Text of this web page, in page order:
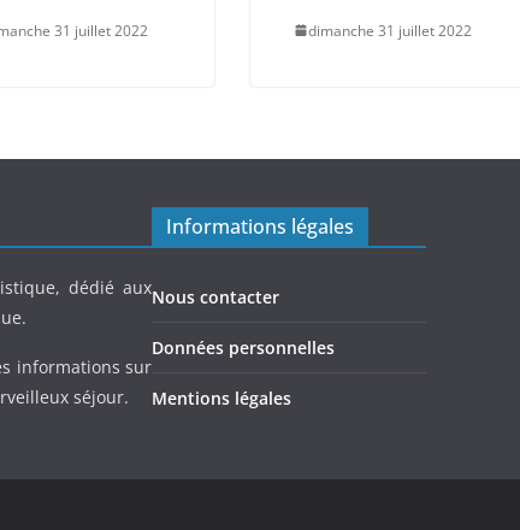
31 juillet 2022 dimanche 31 juillet 2022
dédié aux
informations sur
séjour.
Informations légales
Nous contacter
Données personnelles
Mentions légales